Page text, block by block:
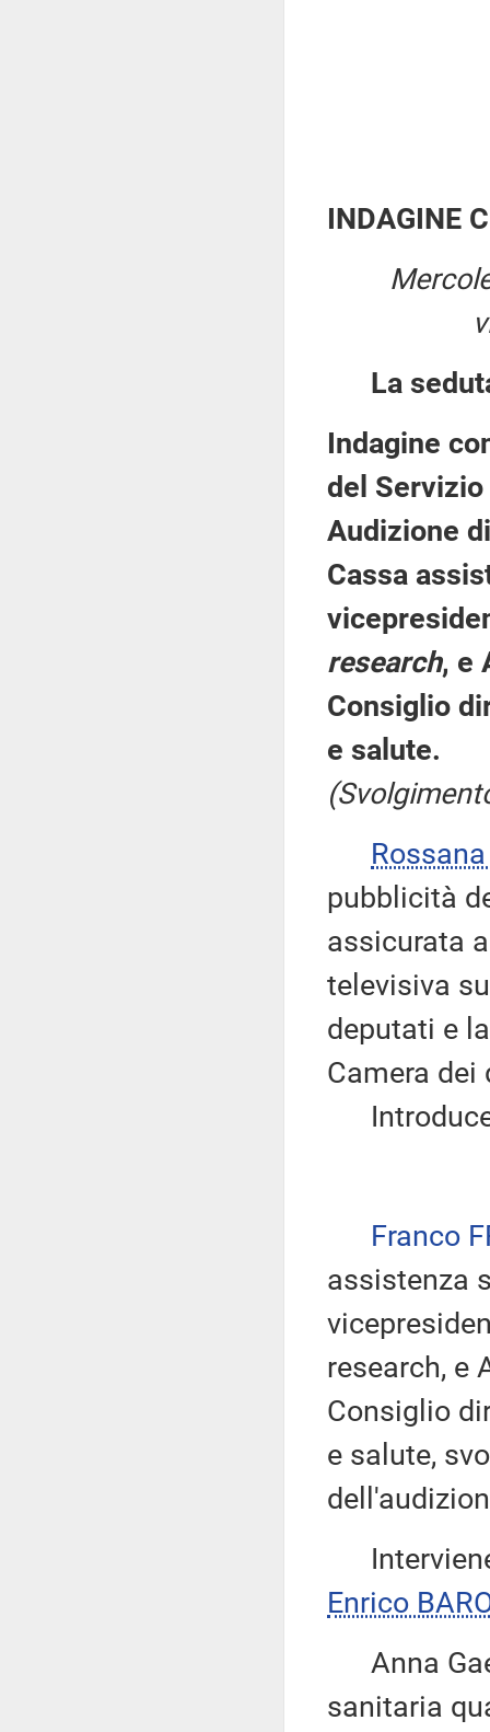
INDAGINE
La
Indagine
del
Audizione
Cassa
research, e
Consiglio
e salute.
pubblicità
assicurata
televisiva
deputati e
Camera dei
Franco
assistenza
research, e
Consiglio
e salute,
Enrico
Anna
sanitaria